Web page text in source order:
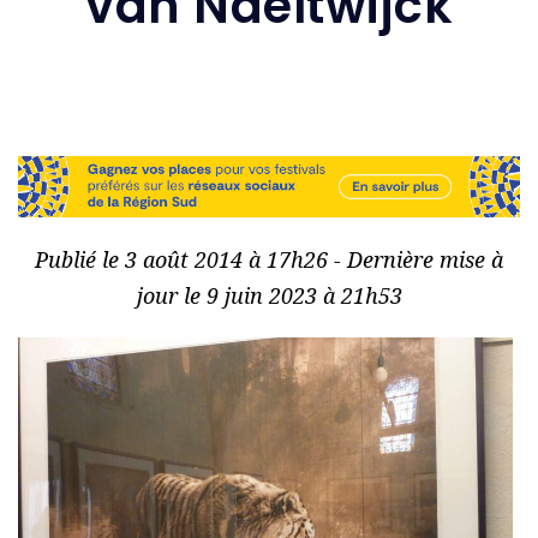
Publié le 3 août 2014 à 17h26 - Dernière mise à
jour le 9 juin 2023 à 21h53